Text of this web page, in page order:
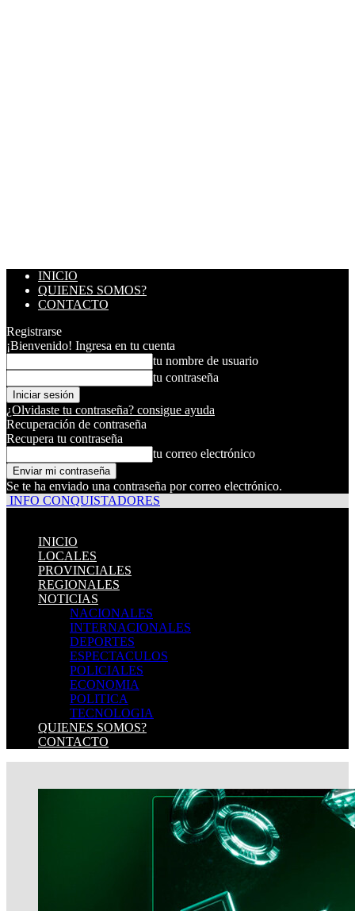
INICIO
QUIENES SOMOS?
CONTACTO
Registrarse
¡Bienvenido! Ingresa en tu cuenta
tu nombre de usuario
tu contraseña
¿Olvidaste tu contraseña? consigue ayuda
Recuperación de contraseña
Recupera tu contraseña
tu correo electrónico
Se te ha enviado una contraseña por correo electrónico.
INFO CONQUISTADORES
INICIO
LOCALES
PROVINCIALES
REGIONALES
NOTICIAS
NACIONALES
INTERNACIONALES
DEPORTES
ESPECTACULOS
POLICIALES
ECONOMIA
POLITICA
TECNOLOGIA
QUIENES SOMOS?
CONTACTO